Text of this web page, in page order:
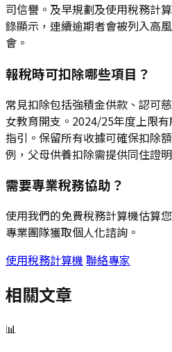
司信譽。及早規劃及使用稅務計
錄顯示，連續逾期者會被列入高
會。
報稅時可扣除哪些項目？
常見扣除包括強積金供款、認可
女教育開支。2024/25年度上限
指引。保留所有收據可確保扣除
例，父母供養扣除需提供同住證
需要專業稅務協助？
使用我們的免費稅務計算機估算
專業團隊獲取個人化諮詢。
使用稅務計算機 聯絡專家
相關文章
📊